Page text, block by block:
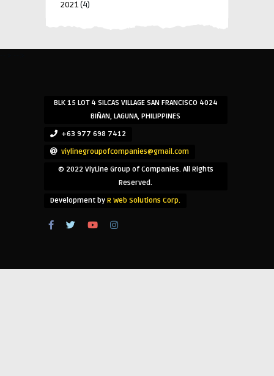
2021(4)
BLK 15 LOT 4 SILCAS VILLAGE SAN FRANCISCO 4024
BIÑAN, LAGUNA, PHILIPPINES
+63 977 698 7412
viylinegroupofcompanies@gmail.com
© 2022 ViyLine Group of Companies. All Rights
Reserved.
Development by R Web Solutions Corp.